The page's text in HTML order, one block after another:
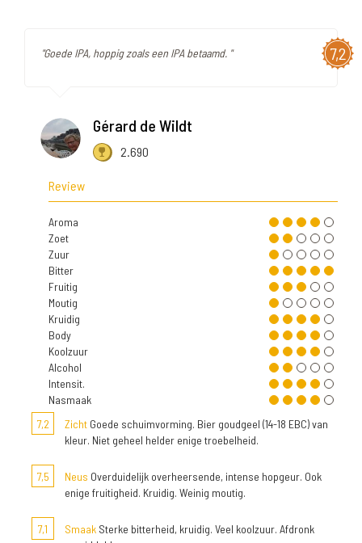
7,2
"Goede IPA, hoppig zoals een IPA betaamd. "
Gérard de Wildt
2.690
Review
Aroma
Zoet
Zuur
Bitter
Fruitig
Moutig
Kruidig
Body
Koolzuur
Alcohol
Intensit.
Nasmaak
7,2
Zicht Goede schuimvorming. Bier goudgeel (14-18 EBC) van
kleur. Niet geheel helder enige troebelheid.
7,5 Neus Overduidelijk overheersende, intense hopgeur. Ook
enige fruitigheid. Kruidig. Weinig moutig.
7,1 Smaak Sterke bitterheid, kruidig. Veel koolzuur. Afdronk